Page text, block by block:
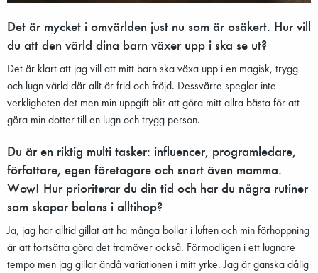
Det är mycket i omvärlden just nu som är osäkert. Hur vill
du att den värld dina barn växer upp i ska se ut?
Det är klart att jag vill att mitt barn ska växa upp i en magisk, trygg
och lugn värld där allt är frid och fröjd. Dessvärre speglar inte
verkligheten det men min uppgift blir att göra mitt allra bästa för att
göra min dotter till en lugn och trygg person.
Du är en riktig multi tasker: influencer, programledare,
författare, egen företagare och snart även mamma.
Wow! Hur prioriterar du din tid och har du några rutiner
som skapar balans i alltihop?
Ja, jag har alltid gillat att ha många bollar i luften och min förhoppning
är att fortsätta göra det framöver också. Förmodligen i ett lugnare
tempo men jag gillar ändå variationen i mitt yrke. Jag är ganska dålig